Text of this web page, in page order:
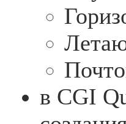
в CGI